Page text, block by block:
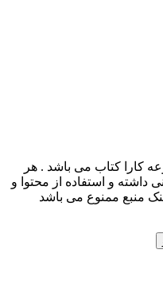
کارا کتاب می باشد . هر
داشته و استفاده از محتوا و
منبع ممنوع می باشد